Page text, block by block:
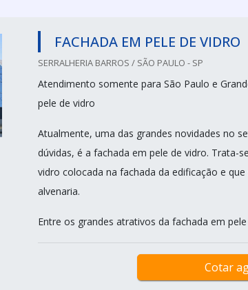
FACHADA EM PELE DE VIDRO
SERRALHERIA BARROS / SÃO PAULO - SP
Atendimento somente para São Paulo e
pele de vidro
Atualmente, uma das grandes novidades no
dúvidas, é a fachada em pele de vidro. Trata-
vidro colocada na fachada da edificação e
alvenaria.
Entre os grandes atrativos da fachada em
Cotar